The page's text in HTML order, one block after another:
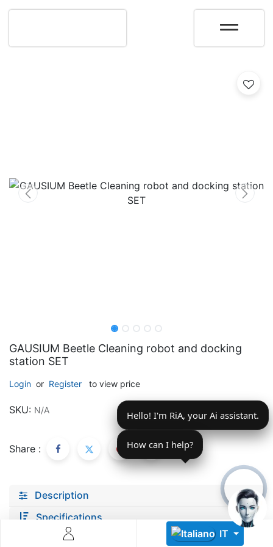
IT
GAUSIUM Beetle Cleaning robot and docking
station SET
Login or Register to view price
SKU: N/A
Share :
Description
Specifications
Descoperă RiA Ecosystem
Platformă integrată pentru managementul flotei de roboți
Monitorizare în timp real și analiză date
Conectează roboți, software și servicii într-o singură
Scalabil de la 1 robot la zeci de unități
Hello! I'm RiA, your Ai assistant.
How can I help?